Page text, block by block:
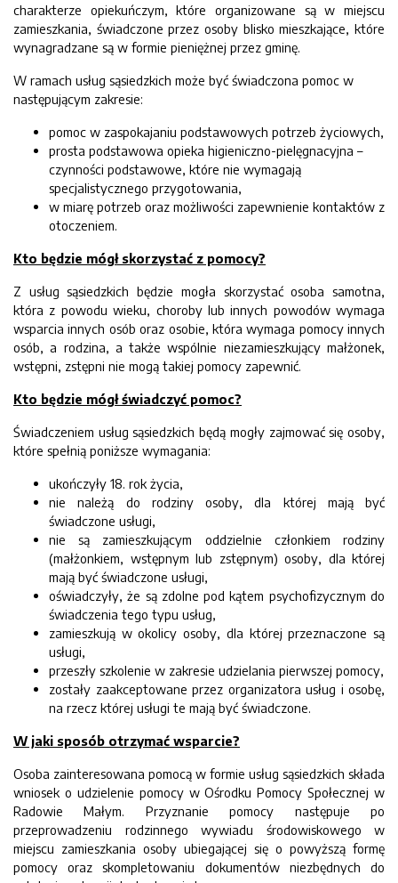
charakterze opiekuńczym, które organizowane są w miejscu
zamieszkania, świadczone przez osoby blisko mieszkające, które
wynagradzane są w formie pieniężnej przez gminę.
W ramach usług sąsiedzkich może być świadczona pomoc w
następującym zakresie:
pomoc w zaspokajaniu podstawowych potrzeb życiowych,
prosta podstawowa opieka higieniczno-pielęgnacyjna –
czynności podstawowe, które nie wymagają
specjalistycznego przygotowania,
w miarę potrzeb oraz możliwości zapewnienie kontaktów z
otoczeniem.
Kto będzie mógł skorzystać z pomocy?
Z usług sąsiedzkich będzie mogła skorzystać osoba samotna,
która z powodu wieku, choroby lub innych powodów wymaga
wsparcia innych osób oraz osobie, która wymaga pomocy innych
osób, a rodzina, a także wspólnie niezamieszkujący małżonek,
wstępni, zstępni nie mogą takiej pomocy zapewnić.
Kto będzie mógł świadczyć pomoc?
Świadczeniem usług sąsiedzkich będą mogły zajmować się osoby,
które spełnią poniższe wymagania:
ukończyły 18. rok życia,
nie należą do rodziny osoby, dla której mają być
świadczone usługi,
nie są zamieszkującym oddzielnie członkiem rodziny
(małżonkiem, wstępnym lub zstępnym) osoby, dla której
mają być świadczone usługi,
oświadczyły, że są zdolne pod kątem psychofizycznym do
świadczenia tego typu usług,
zamieszkują w okolicy osoby, dla której przeznaczone są
usługi,
przeszły szkolenie w zakresie udzielania pierwszej pomocy,
zostały zaakceptowane przez organizatora usług i osobę,
na rzecz której usługi te mają być świadczone.
W jaki sposób otrzymać wsparcie?
Osoba zainteresowana pomocą w formie usług sąsiedzkich składa
wniosek o udzielenie pomocy w Ośrodku Pomocy Społecznej w
Radowie Małym. Przyznanie pomocy następuje po
przeprowadzeniu rodzinnego wywiadu środowiskowego w
miejscu zamieszkania osoby ubiegającej się o powyższą formę
pomocy oraz skompletowaniu dokumentów niezbędnych do